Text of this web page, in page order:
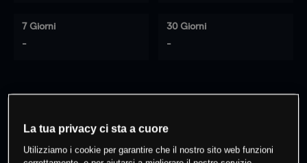
7 Giorni
-
30 Giorni
-
questo prodotto
La tua privacy ci sta a cuore
Utilizziamo i cookie per garantire che il nostro sito web funzioni